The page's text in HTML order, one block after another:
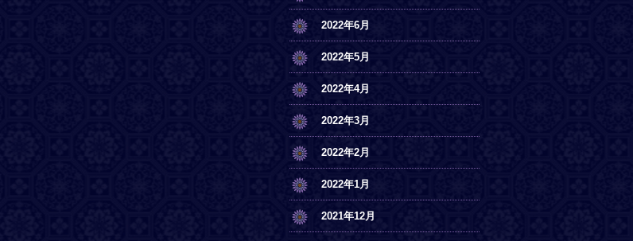
2022年6月
2022年5月
2022年4月
2022年3月
2022年2月
2022年1月
2021年12月